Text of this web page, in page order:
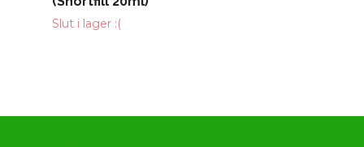
Slut i lager :(